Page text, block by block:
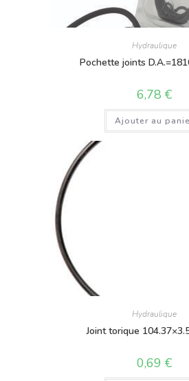
Hydraulique
Pochette joints
6,78 €
Ajouter au
Hydraulique
Joint torique
0,69 €